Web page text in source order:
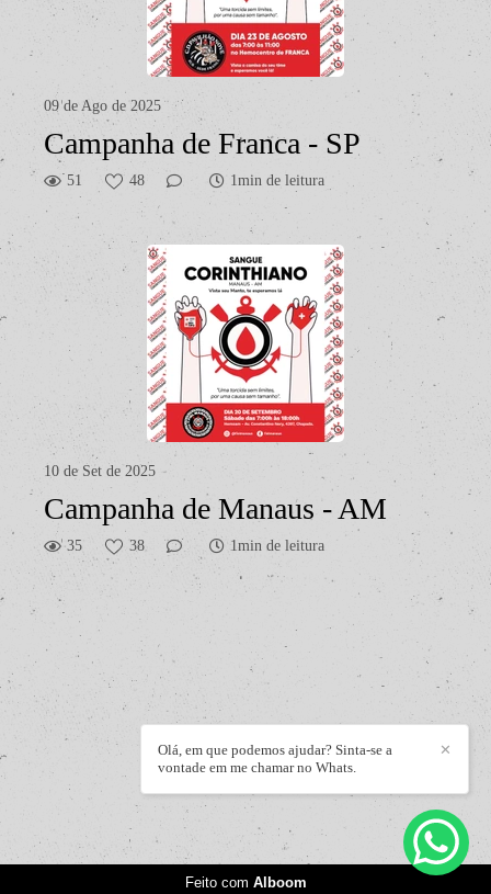
09 de Ago de 2025
Campanha de Franca - SP
51 48 1min de leitura
10 de Set de 2025
Campanha de Manaus - AM
35 38 1min de leitura
✕
Olá, em que podemos ajudar? Sinta-se a
vontade em me chamar no Whats.
Feito com Alboom